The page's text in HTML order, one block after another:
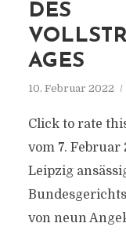
DES
AGES
10. Februar 2022
Click to rate
vom 7. Februar
Leipzig
von neun